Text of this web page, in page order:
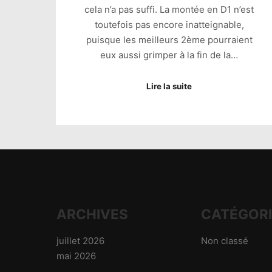
cela n’a pas suffi. La montée en D1 n’est
toutefois pas encore inatteignable,
puisque les meilleurs 2ème pourraient
eux aussi grimper à la fin de la…
Lire la suite
ARCHIVES
juillet 2026
mai 2026
Non classé